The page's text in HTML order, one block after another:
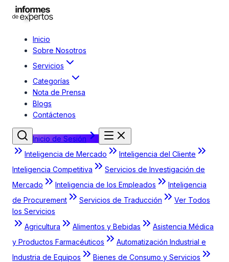
Inicio
Sobre Nosotros
Servicios
Categorías
Nota de Prensa
Blogs
Contáctenos
Inicio de Sesión
Inteligencia de Mercado
Inteligencia del Cliente
Inteligencia Competitiva
Servicios de Investigación de
Mercado
Inteligencia de los Empleados
Inteligencia
de Procurement
Servicios de Traducción
Ver Todos
los Servicios
Agricultura
Alimentos y Bebidas
Asistencia Médica
y Productos Farmacéuticos
Automatización Industrial e
Industria de Equipos
Bienes de Consumo y Servicios